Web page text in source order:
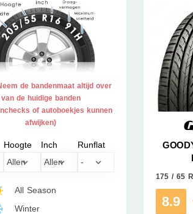
de bandenmaat altijd over
van de huidige banden
of autoboekjes kunnen
afwijken)
Hoogte Inch Runflat
All Season
Winter
175 / 65
8.9